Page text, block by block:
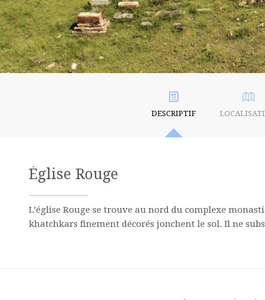
DESCRIPTIF
Église Rouge
L’église Rouge se trouve au nord du complexe
khatchkars finement décorés jonchent le sol. Il ne